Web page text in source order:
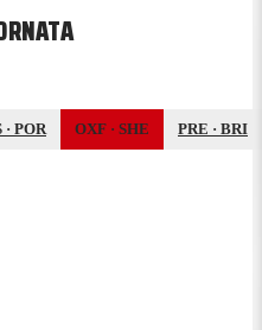
· POR OXF · SHE PRE · BRI